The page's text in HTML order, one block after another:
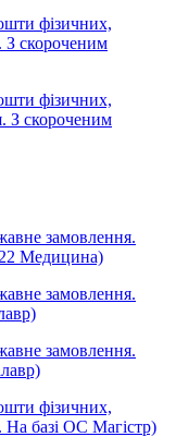
фізичних,
скороченим
фізичних,
З скороченим
замовлення.
Медицина)
замовлення.
замовлення.
фізичних,
базі ОС Магістр)